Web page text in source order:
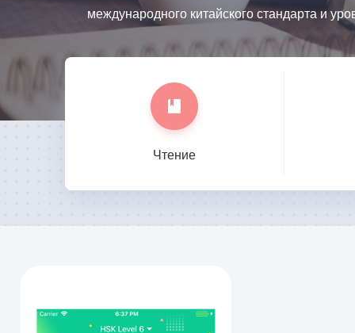
международного китайского стандарта и
Чтение